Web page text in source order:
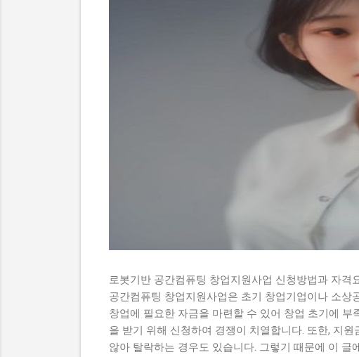
로봇기반 공간컴퓨팅 창업지원사업 신청방법과 자
공간컴퓨팅 창업지원사업은 초기 창업기업이나 소
창업에 필요한 자금을 마련할 수 있어 창업 초기에
을 받기 위해 신청하여 경쟁이 치열합니다. 또한, 지
않아 탈락하는 경우도 있습니다. 그렇기 때문에 이